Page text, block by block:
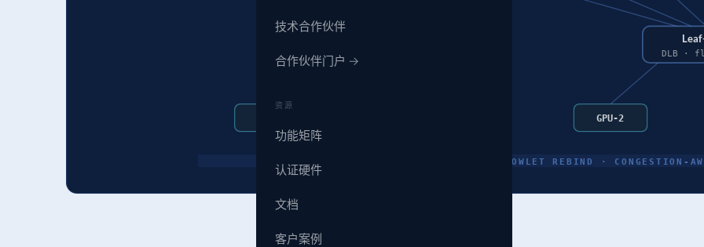
技术合作伙伴
合作伙伴门户 →
资源
功能矩阵
认证硬件
文档
客户案例
DLB · flowlet DLB ·
GPU-2
DLB · QUEUE-DEPTH FEEDBACK · FLOWLET REBIND · CONGESTION-